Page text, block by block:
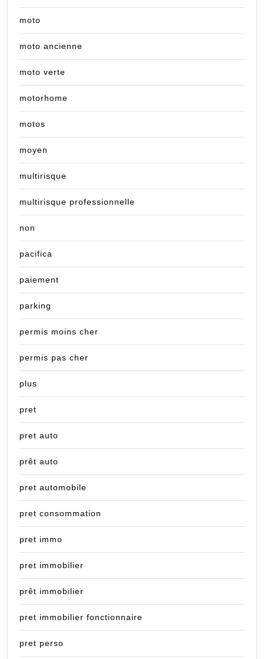
moto
moto ancienne
moto verte
motorhome
motos
moyen
multirisque
multirisque professionnelle
non
pacifica
paiement
parking
permis moins cher
permis pas cher
plus
pret
pret auto
prêt auto
pret automobile
pret consommation
pret immo
pret immobilier
prêt immobilier
pret immobilier fonctionnaire
pret perso